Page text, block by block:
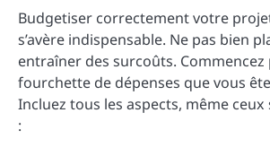
Budgetiser correctement votre
s’avère indispensable. Ne pas bien
entraîner des surcoûts.
fourchette de dépenses que vous
Incluez tous les aspects, même
: